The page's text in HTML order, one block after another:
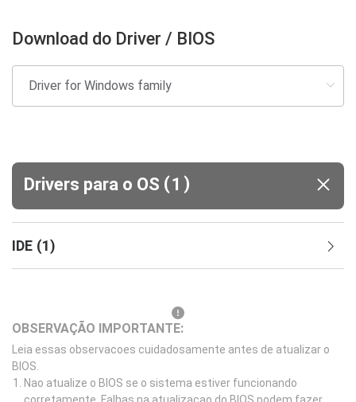
Download do Driver / BIOS
Drivers para o OS (1 )
IDE (1)
OBSERVAÇÃO IMPORTANTE:
Leia essas observacoes cuidadosamente antes de atualizar o
BIOS.
Nao atualize o BIOS se o sistema estiver funcionando